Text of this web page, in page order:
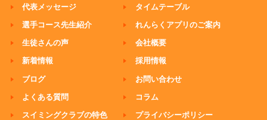
代表メッセージ
選手コース先生紹介
生徒さんの声
新着情報
ブログ
よくある質問
スイミングクラブの特色
タイムテーブル
れんらくアプリのご案内
会社概要
採用情報
お問い合わせ
コラム
プライバシーポリシー